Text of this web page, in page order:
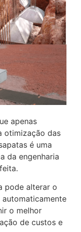
apenas
otimização das
é uma
da engenharia
pode alterar o
o melhor
de custos e